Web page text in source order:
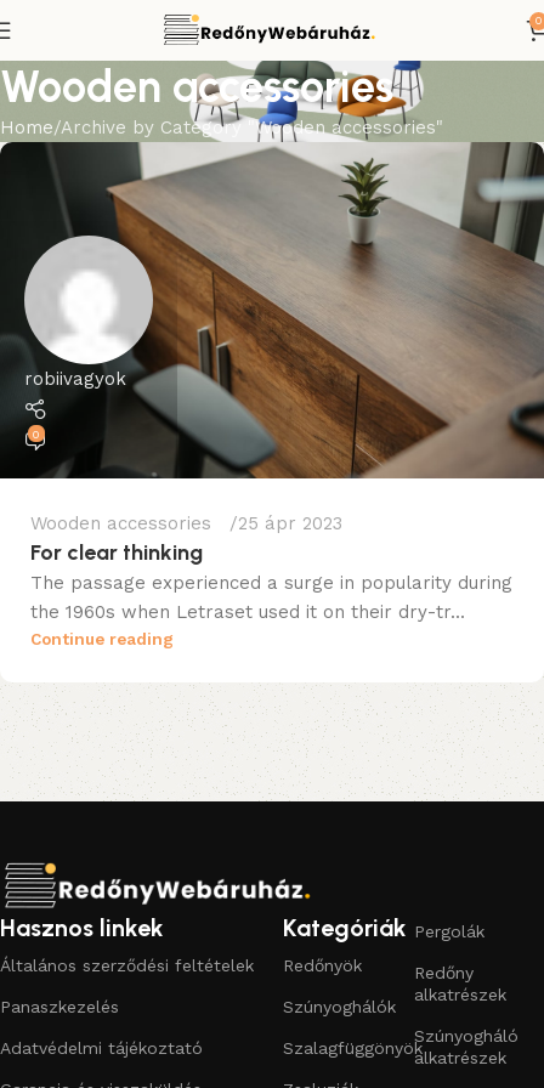
0
Wooden accessories
Home Archive by Category "Wooden accessories"
robiivagyok
0
Wooden accessories 25 ápr 2023
For clear thinking
The passage experienced a surge in popularity during
the 1960s when Letraset used it on their dry-tr...
Continue reading
Hasznos linkek
Általános szerződési feltételek
Panaszkezelés
Adatvédelmi tájékoztató
Kategóriák
Redőnyök
Szúnyoghálók
Szalagfüggönyök
Pergolák
Redőny
alkatrészek
Szúnyogháló
alkatrészek